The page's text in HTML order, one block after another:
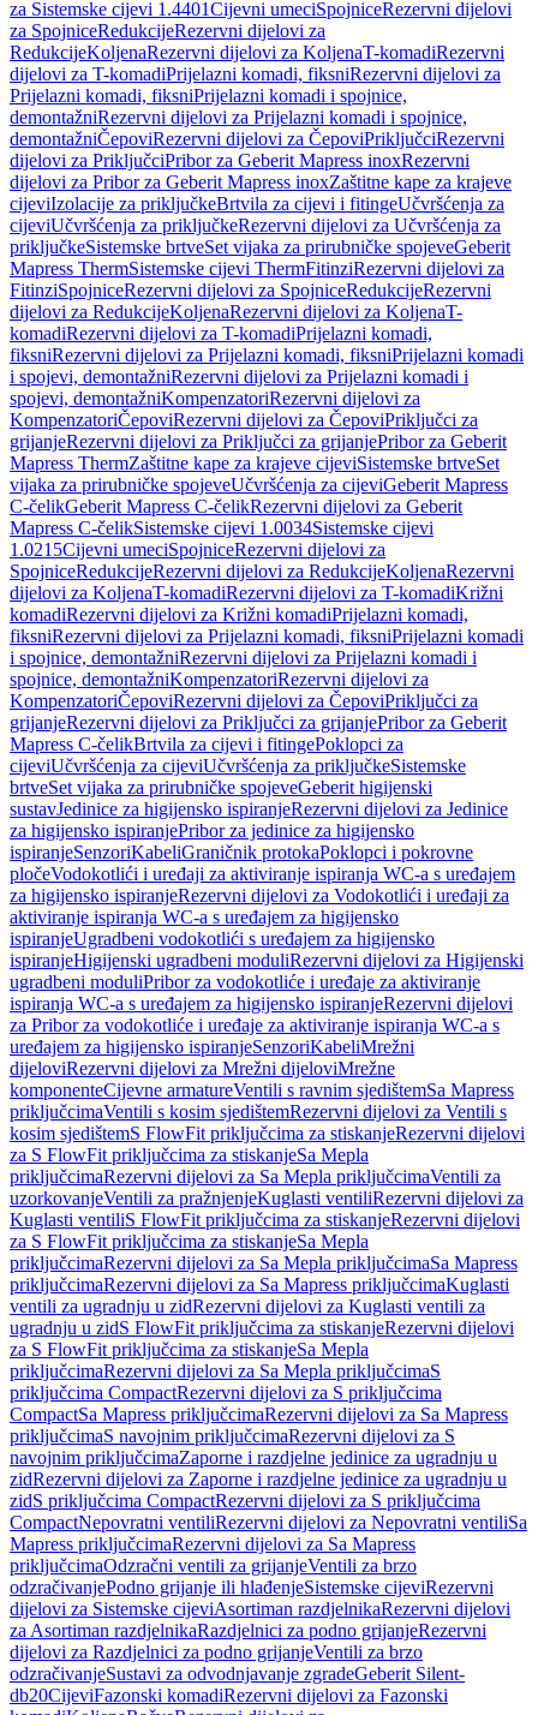
za Sistemske cijevi 1.4401Cijevni umeciSpojniceRezervni dijelovi
za SpojniceRedukcijeRezervni dijelovi za
RedukcijeKoljenaRezervni dijelovi za KoljenaT-komadiRezervni
dijelovi za T-komadiPrijelazni komadi, fiksniRezervni dijelovi za
Prijelazni komadi, fiksniPrijelazni komadi i spojnice,
demontažniRezervni dijelovi za Prijelazni komadi i spojnice,
demontažniČepoviRezervni dijelovi za ČepoviPriključciRezervni
dijelovi za PriključciPribor za Geberit Mapress inoxRezervni
dijelovi za Pribor za Geberit Mapress inoxZaštitne kape za krajeve
cijeviIzolacije za priključkeBrtvila za cijevi i fitingeUčvršćenja za
cijeviUčvršćenja za priključkeRezervni dijelovi za Učvršćenja za
priključkeSistemske brtveSet vijaka za prirubničke spojeveGeberit
Mapress ThermSistemske cijevi ThermFitinziRezervni dijelovi za
FitinziSpojniceRezervni dijelovi za SpojniceRedukcijeRezervni
dijelovi za RedukcijeKoljenaRezervni dijelovi za KoljenaT-
komadiRezervni dijelovi za T-komadiPrijelazni komadi,
fiksniRezervni dijelovi za Prijelazni komadi, fiksniPrijelazni komadi
i spojevi, demontažniRezervni dijelovi za Prijelazni komadi i
spojevi, demontažniKompenzatoriRezervni dijelovi za
KompenzatoriČepoviRezervni dijelovi za ČepoviPriključci za
grijanjeRezervni dijelovi za Priključci za grijanjePribor za Geberit
Mapress ThermZaštitne kape za krajeve cijeviSistemske brtveSet
vijaka za prirubničke spojeveUčvršćenja za cijeviGeberit Mapress
C-čelikGeberit Mapress C-čelikRezervni dijelovi za Geberit
Mapress C-čelikSistemske cijevi 1.0034Sistemske cijevi
1.0215Cijevni umeciSpojniceRezervni dijelovi za
SpojniceRedukcijeRezervni dijelovi za RedukcijeKoljenaRezervni
dijelovi za KoljenaT-komadiRezervni dijelovi za T-komadiKrižni
komadiRezervni dijelovi za Križni komadiPrijelazni komadi,
fiksniRezervni dijelovi za Prijelazni komadi, fiksniPrijelazni komadi
i spojnice, demontažniRezervni dijelovi za Prijelazni komadi i
spojnice, demontažniKompenzatoriRezervni dijelovi za
KompenzatoriČepoviRezervni dijelovi za ČepoviPriključci za
grijanjeRezervni dijelovi za Priključci za grijanjePribor za Geberit
Mapress C-čelikBrtvila za cijevi i fitingePoklopci za
cijeviUčvršćenja za cijeviUčvršćenja za priključkeSistemske
brtveSet vijaka za prirubničke spojeveGeberit higijenski
sustavJedinice za higijensko ispiranjeRezervni dijelovi za Jedinice
za higijensko ispiranjePribor za jedinice za higijensko
ispiranjeSenzoriKabeliGraničnik protokaPoklopci i pokrovne
pločeVodokotlići i uređaji za aktiviranje ispiranja WC-a s uređajem
za higijensko ispiranjeRezervni dijelovi za Vodokotlići i uređaji za
aktiviranje ispiranja WC-a s uređajem za higijensko
ispiranjeUgradbeni vodokotlići s uređajem za higijensko
ispiranjeHigijenski ugradbeni moduliRezervni dijelovi za Higijenski
ugradbeni moduliPribor za vodokotliće i uređaje za aktiviranje
ispiranja WC-a s uređajem za higijensko ispiranjeRezervni dijelovi
za Pribor za vodokotliće i uređaje za aktiviranje ispiranja WC-a s
uređajem za higijensko ispiranjeSenzoriKabeliMrežni
dijeloviRezervni dijelovi za Mrežni dijeloviMrežne
komponenteCijevne armatureVentili s ravnim sjedištemSa Mapress
priključcimaVentili s kosim sjedištemRezervni dijelovi za Ventili s
kosim sjedištemS FlowFit priključcima za stiskanjeRezervni dijelovi
za S FlowFit priključcima za stiskanjeSa Mepla
priključcimaRezervni dijelovi za Sa Mepla priključcimaVentili za
uzorkovanjeVentili za pražnjenjeKuglasti ventiliRezervni dijelovi za
Kuglasti ventiliS FlowFit priključcima za stiskanjeRezervni dijelovi
za S FlowFit priključcima za stiskanjeSa Mepla
priključcimaRezervni dijelovi za Sa Mepla priključcimaSa Mapress
priključcimaRezervni dijelovi za Sa Mapress priključcimaKuglasti
ventili za ugradnju u zidRezervni dijelovi za Kuglasti ventili za
ugradnju u zidS FlowFit priključcima za stiskanjeRezervni dijelovi
za S FlowFit priključcima za stiskanjeSa Mepla
priključcimaRezervni dijelovi za Sa Mepla priključcimaS
priključcima CompactRezervni dijelovi za S priključcima
CompactSa Mapress priključcimaRezervni dijelovi za Sa Mapress
priključcimaS navojnim priključcimaRezervni dijelovi za S
navojnim priključcimaZaporne i razdjelne jedinice za ugradnju u
zidRezervni dijelovi za Zaporne i razdjelne jedinice za ugradnju u
zidS priključcima CompactRezervni dijelovi za S priključcima
CompactNepovratni ventiliRezervni dijelovi za Nepovratni ventiliSa
Mapress priključcimaRezervni dijelovi za Sa Mapress
priključcimaOdzračni ventili za grijanjeVentili za brzo
odzračivanjePodno grijanje ili hlađenjeSistemske cijeviRezervni
dijelovi za Sistemske cijeviAsortiman razdjelnikaRezervni dijelovi
za Asortiman razdjelnikaRazdjelnici za podno grijanjeRezervni
dijelovi za Razdjelnici za podno grijanjeVentili za brzo
odzračivanjeSustavi za odvodnjavanje zgradeGeberit Silent-
db20CijeviFazonski komadiRezervni dijelovi za Fazonski